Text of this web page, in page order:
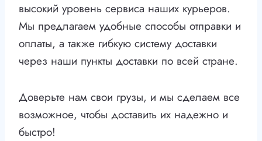
высокий уровень сервиса наших курьеров.
Мы предлагаем удобные способы отправки и
оплаты, а также гибкую систему доставки
через наши пункты доставки по всей стране.
Доверьте нам свои грузы, и мы сделаем все
возможное, чтобы доставить их надежно и
быстро!